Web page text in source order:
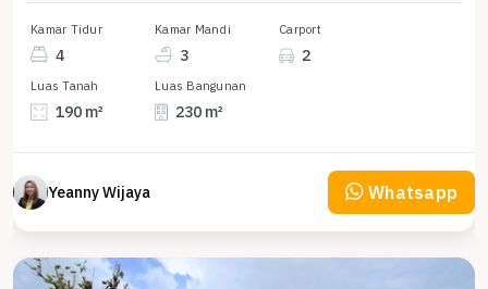
Kamar Tidur
4
Kamar Mandi
3
Carport
2
Luas Tanah
190 m²
Luas Bangunan
230 m²
Yeanny Wijaya Whatsapp